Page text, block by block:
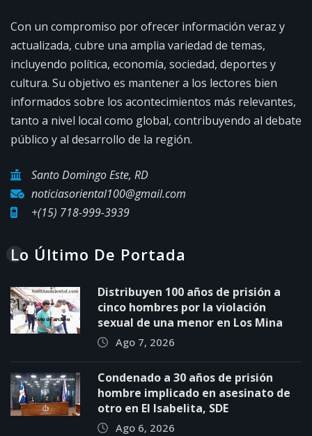
Con un compromiso por ofrecer información veraz y
actualizada, cubre una amplia variedad de temas,
incluyendo política, economía, sociedad, deportes y
cultura. Su objetivo es mantener a los lectores bien
informados sobre los acontecimientos más relevantes,
tanto a nivel local como global, contribuyendo al debate
público y al desarrollo de la región.
Santo Domingo Este, RD
noticiasoriental100@gmail.com
+(15) 718-999-3939
Lo Último De Portada
Distribuyen 100 años de prisión a
cinco hombres por la violación
sexual de una menor en Los Mina
Ago 7, 2026
Condenado a 30 años de prisión
hombre implicado en asesinato de
otro en El Isabelita, SDE
Ago 6, 2026